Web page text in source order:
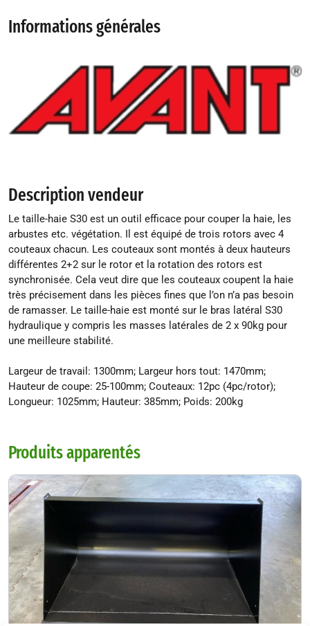
Informations générales
Description vendeur
Le taille-haie S30 est un outil efficace pour couper la haie, les
arbustes etc. végétation. Il est équipé de trois rotors avec 4
couteaux chacun. Les couteaux sont montés à deux hauteurs
différentes 2+2 sur le rotor et la rotation des rotors est
synchronisée. Cela veut dire que les couteaux coupent la haie
très précisement dans les pièces fines que l’on n’a pas besoin
de ramasser. Le taille-haie est monté sur le bras latéral S30
hydraulique y compris les masses latérales de 2 x 90kg pour
une meilleure stabilité.
Largeur de travail: 1300mm; Largeur hors tout: 1470mm;
Hauteur de coupe: 25-100mm; Couteaux: 12pc (4pc/rotor);
Longueur: 1025mm; Hauteur: 385mm; Poids: 200kg
Produits apparentés